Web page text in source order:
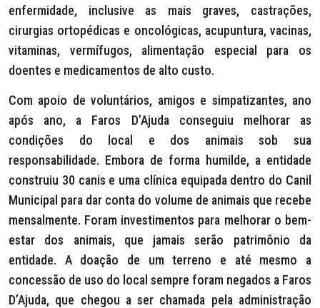
enfermidade, inclusive as mais graves, castrações,
cirurgias ortopédicas e oncológicas, acupuntura, vacinas,
vitaminas, vermífugos, alimentação especial para os
doentes e medicamentos de alto custo.
Com apoio de voluntários, amigos e simpatizantes, ano
após ano, a Faros D’Ajuda conseguiu melhorar as
condições do local e dos animais sob sua
responsabilidade. Embora de forma humilde, a entidade
construiu 30 canis e uma clínica equipada dentro do Canil
Municipal para dar conta do volume de animais que recebe
mensalmente. Foram investimentos para melhorar o bem-
estar dos animais, que jamais serão patrimônio da
entidade. A doação de um terreno e até mesmo a
concessão de uso do local sempre foram negados a Faros
D’Ajuda, que chegou a ser chamada pela administração